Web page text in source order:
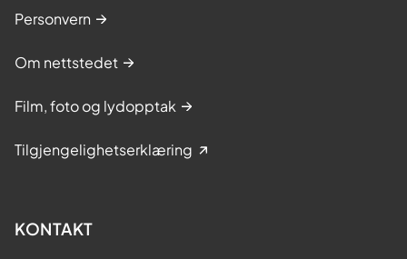
Personvern
Om nettstedet
Film, foto og lydopptak
Tilgjengelighetserklæring
KONTAKT